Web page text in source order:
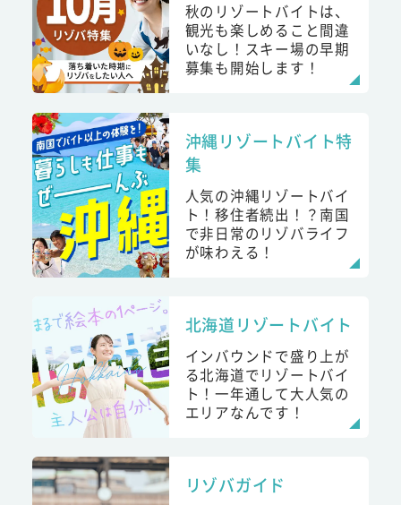
秋のリゾートバイトは、
観光も楽しめること間違
いなし！スキー場の早期
募集も開始します！
沖縄リゾートバイト特
集
人気の沖縄リゾートバイ
ト！移住者続出！？南国
で非日常のリゾバライフ
が味わえる！
北海道リゾートバイト
インバウンドで盛り上が
る北海道でリゾートバイ
ト！一年通して大人気の
エリアなんです！
リゾバガイド